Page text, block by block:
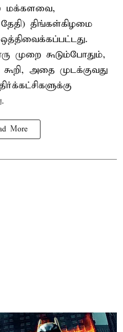
மக்களவை,
திங்கள்கிழமை
முறை கூடும்போதும்,
அதை முடக்குவது
More